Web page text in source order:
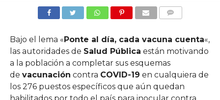
Bajo el lema «Ponte al día, cada vacuna cuenta«,
las autoridades de Salud Pública están motivando
a la población a completar sus esquemas
de vacunación contra COVID-19 en cualquiera de
los 276 puestos específicos que aún quedan